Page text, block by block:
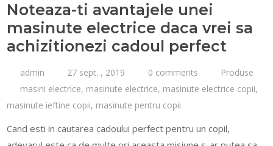
Noteaza-ti avantajele unei
masinute electrice daca vrei sa
achizitionezi cadoul perfect
admin 27 sept. , 2019 0 comments
Produse
masini electrice, masinute electrice, masinute electrice copii,
masinute ieftine copii, masinute pentru copii
Cand esti in cautarea cadoului perfect pentru un copil,